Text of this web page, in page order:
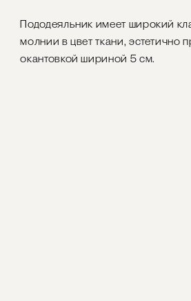
Пододеяльник имеет широкий
молнии в цвет ткани, эстетично
окантовкой шириной 5 см.